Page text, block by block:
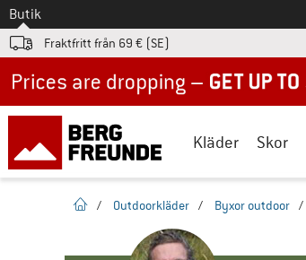
Till
Butik
Fraktfritt från 69 € (SE)
Kläder Skor
Hemsida
/ Outdoorkläder / Byxor outdoor /